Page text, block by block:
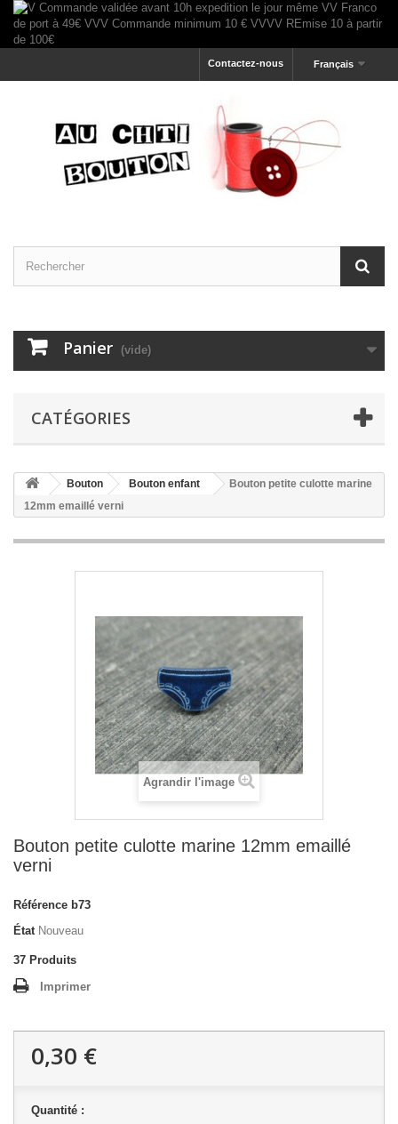
Français
Contactez-nous
Panier (vide)
CATÉGORIES
Bouton Bouton enfant
Bouton petite culotte marine
12mm emaillé verni
Agrandir l'image
Bouton petite culotte marine 12mm emaillé
verni
Référence b73
État Nouveau
37 Produits
Imprimer
0,30 €
Quantité :